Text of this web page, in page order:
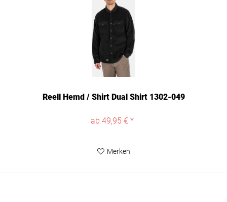
Reell Hemd / Shirt Dual Shirt 1302-049
ab 49,95 € *
Merken